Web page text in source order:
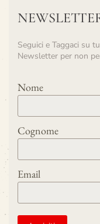
Seguici e Taggaci su
Newsletter per non
Nome
Cognome
Email